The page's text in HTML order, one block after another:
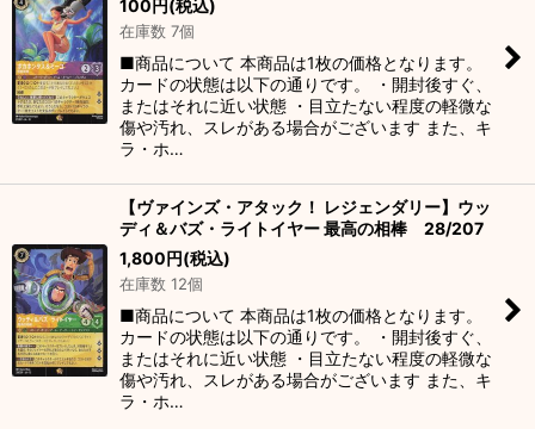
100円(税込)
在庫数 7個
■商品について 本商品は1枚の価格となります。
カードの状態は以下の通りです。 ・開封後すぐ、
またはそれに近い状態 ・目立たない程度の軽微な
傷や汚れ、スレがある場合がございます また、キ
ラ・ホ…
【ヴァインズ・アタック！ レジェンダリー】ウッ
ディ＆バズ・ライトイヤー 最高の相棒 28/207
1,800円(税込)
在庫数 12個
■商品について 本商品は1枚の価格となります。
カードの状態は以下の通りです。 ・開封後すぐ、
またはそれに近い状態 ・目立たない程度の軽微な
傷や汚れ、スレがある場合がございます また、キ
ラ・ホ…